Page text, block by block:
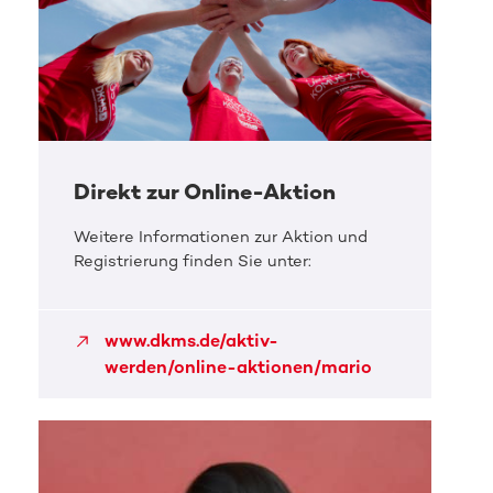
Direkt zur Online-Aktion
Weitere Informationen zur Aktion und
Registrierung finden Sie unter:
www.dkms.de/aktiv-
werden/online-aktionen/mario